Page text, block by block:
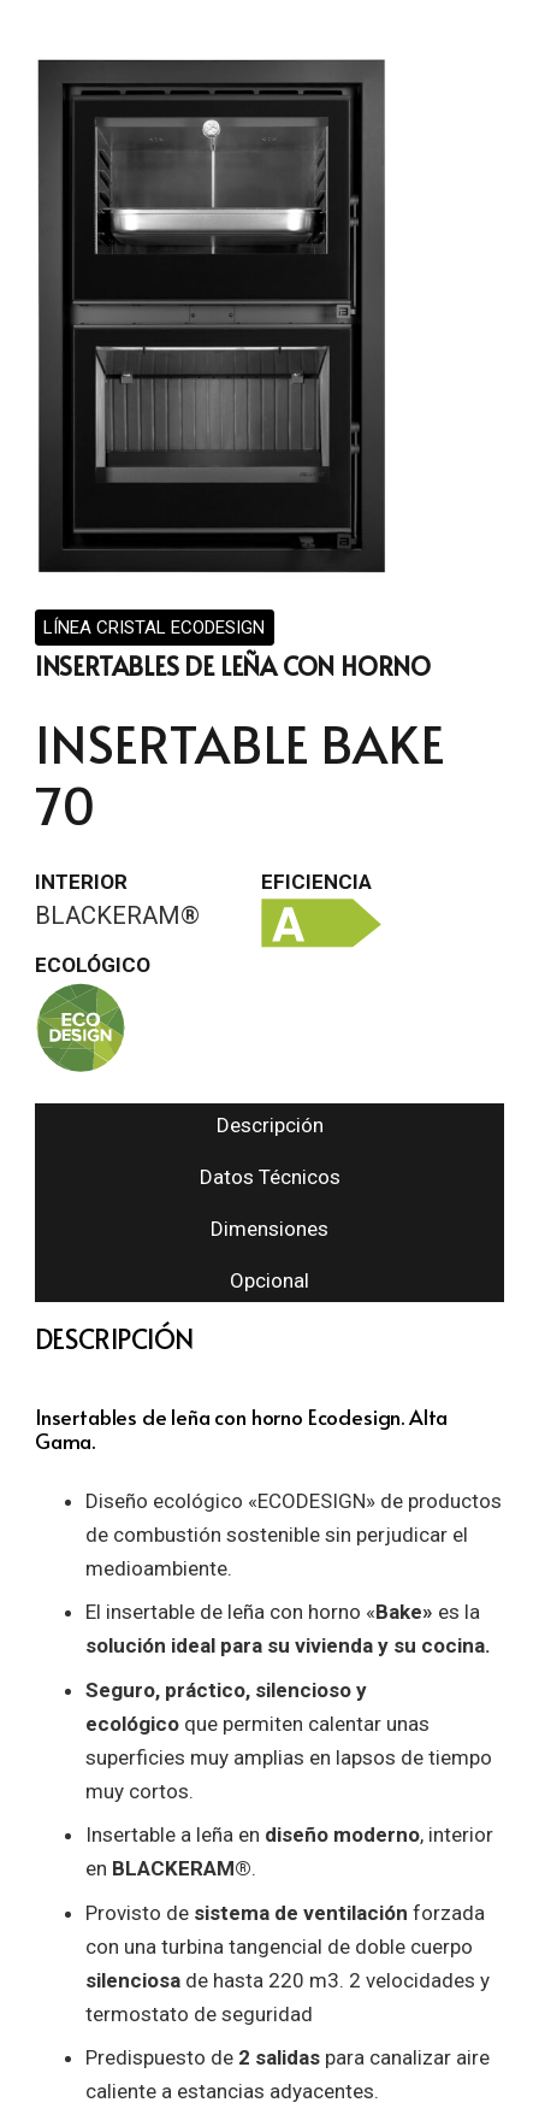
LÍNEA CRISTAL ECODESIGN
INSERTABLES DE LEÑA CON HORNO
INSERTABLE BAKE
70
INTERIOR
BLACKERAM®
EFICIENCIA
ECOLÓGICO
Descripción
Datos Técnicos
Dimensiones
Opcional
DESCRIPCIÓN
Insertables de leña con horno Ecodesign. Alta
Gama.
Diseño ecológico «ECODESIGN» de productos
de combustión sostenible sin perjudicar el
medioambiente.
El insertable de leña con horno «Bake» es la
solución ideal para su vivienda y su cocina.
Seguro, práctico, silencioso y
ecológico que permiten calentar unas
superficies muy amplias en lapsos de tiempo
muy cortos.
Insertable a leña en diseño moderno, interior
en BLACKERAM®.
Provisto de sistema de ventilación forzada
con una turbina tangencial de doble cuerpo
silenciosa de hasta 220 m3. 2 velocidades y
termostato de seguridad
Predispuesto de 2 salidas para canalizar aire
caliente a estancias adyacentes.